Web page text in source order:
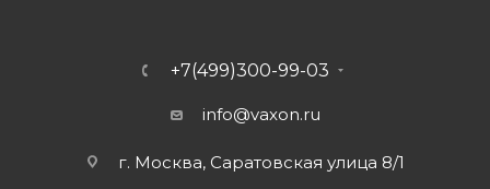
+7(499)300-99-03
info@vaxon.ru
г. Москва, Саратовская улица 8/1